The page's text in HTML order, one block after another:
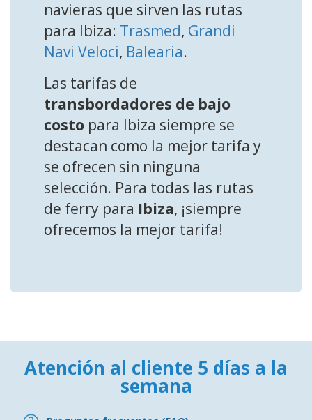
navieras que sirven las rutas
para Ibiza: Trasmed, Grandi
Navi Veloci, Balearia.
Las tarifas de
transbordadores de bajo
costo para Ibiza siempre se
destacan como la mejor tarifa y
se ofrecen sin ninguna
selección. Para todas las rutas
de ferry para Ibiza, ¡siempre
ofrecemos la mejor tarifa!
Atención al cliente 5 días a la
semana